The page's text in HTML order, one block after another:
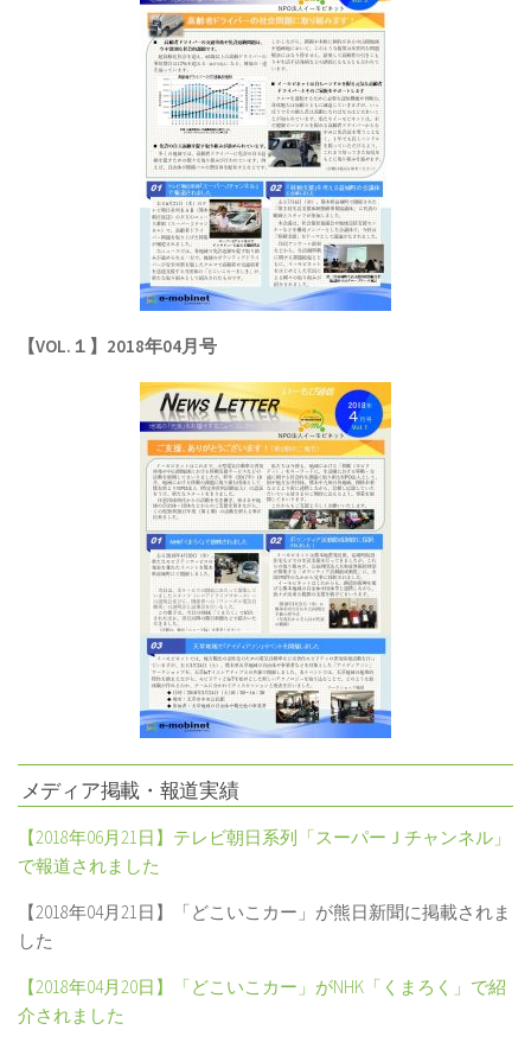
【VOL.１】2018年04月号
メディア掲載・報道実績
【2018年06月21日】テレビ朝日系列「スーパーＪチャンネル」
で報道されました
【2018年04月21日】「どこいこカー」が熊日新聞に掲載されま
した
【2018年04月20日】「どこいこカー」がNHK 「くまろく」で紹
介されました